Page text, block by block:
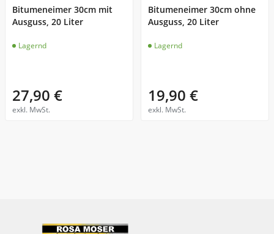
ZUR GESAMTÜBERSICHT
Bitumeneimer 30cm mit
Ausguss, 20 Liter
Lagernd
27,90 €
exkl. MwSt.
Bitumeneimer 30cm ohne
Ausguss, 20 Liter
Lagernd
19,90 €
exkl. MwSt.